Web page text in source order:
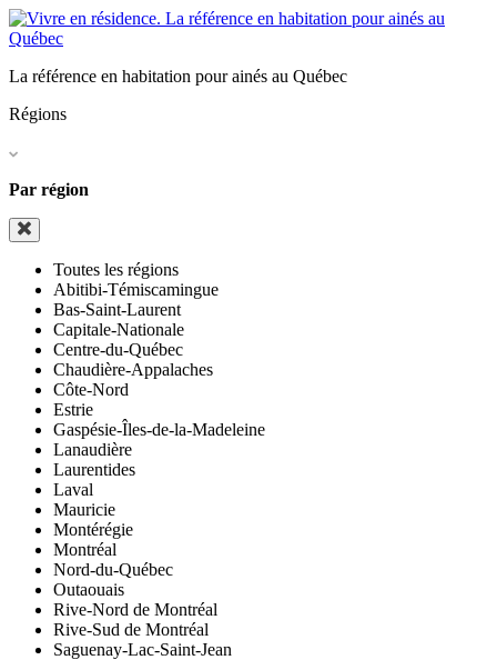
La référence en habitation pour ainés au Québec
Régions
Par région
Toutes les régions
Abitibi-Témiscamingue
Bas-Saint-Laurent
Capitale-Nationale
Centre-du-Québec
Chaudière-Appalaches
Côte-Nord
Estrie
Gaspésie-Îles-de-la-Madeleine
Lanaudière
Laurentides
Laval
Mauricie
Montérégie
Montréal
Nord-du-Québec
Outaouais
Rive-Nord de Montréal
Rive-Sud de Montréal
Saguenay-Lac-Saint-Jean